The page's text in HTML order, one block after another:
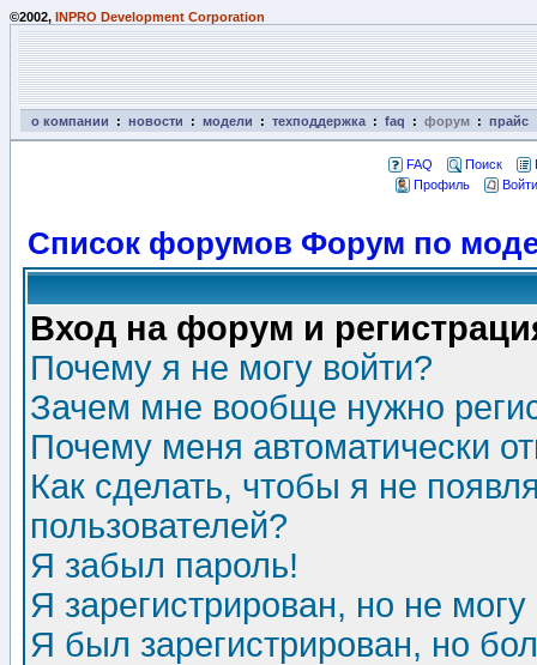
©2002, INPRO Development Corporation
о компании : новости : модели : техподдержка : faq : форум : прайс
FAQ Поиск
Профиль
Список форумов Форум по
Вход на форум и
Почему я не могу войти?
Зачем мне вообще нужно
Почему меня автоматически
Как сделать, чтобы я не
пользователей?
Я забыл пароль!
Я зарегистрирован, но не могу
Я был зарегистрирован, но